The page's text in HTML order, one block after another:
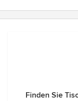
Finden Sie